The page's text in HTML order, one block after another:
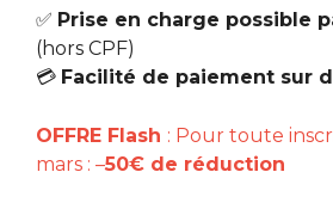
✅ Prise en charge possible
(hors CPF)
💳 Facilité de paiement sur
OFFRE Flash : Pour toute
mars : –50€ de réduction